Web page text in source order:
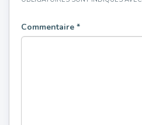
Commentaire *